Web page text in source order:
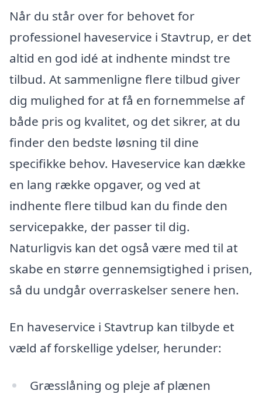
Når du står over for behovet for
professionel haveservice i Stavtrup, er det
altid en god idé at indhente mindst tre
tilbud. At sammenligne flere tilbud giver
dig mulighed for at få en fornemmelse af
både pris og kvalitet, og det sikrer, at du
finder den bedste løsning til dine
specifikke behov. Haveservice kan dække
en lang række opgaver, og ved at
indhente flere tilbud kan du finde den
servicepakke, der passer til dig.
Naturligvis kan det også være med til at
skabe en større gennemsigtighed i prisen,
så du undgår overraskelser senere hen.
En haveservice i Stavtrup kan tilbyde et
væld af forskellige ydelser, herunder:
Græsslåning og pleje af plænen